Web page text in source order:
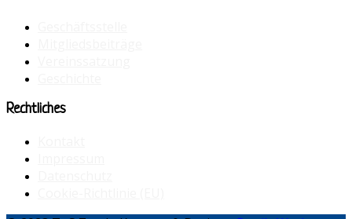
Rechtliches